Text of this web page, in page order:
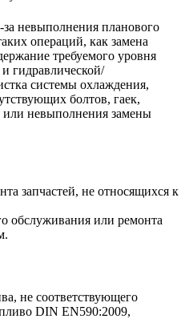
невыполнения планового
операций, как замена
требуемого уровня
гидравлической/
системы охлаждения,
болтов, гаек,
или невыполнения замены
запчастей, не относящихся к
обслуживания или ремонта
не соответствующего
DIN EN590:2009,